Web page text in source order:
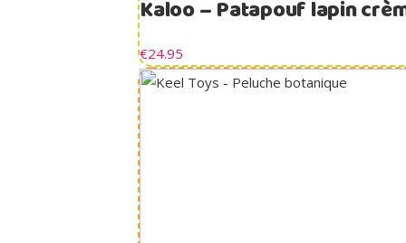
Kaloo – Patapouf lapin
€24.95